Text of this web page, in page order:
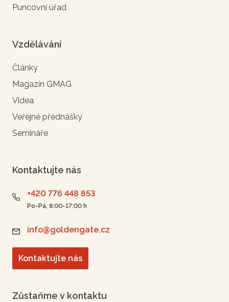
Puncovní úřad
Vzdělávání
Články
Magazín GMAG
Videa
Veřejné přednášky
Semináře
Kontaktujte nás
+420 776 448 853
Po-Pá, 8:00-17:00 h
info@goldengate.cz
Kontaktujte nás
Zůstaňme v kontaktu